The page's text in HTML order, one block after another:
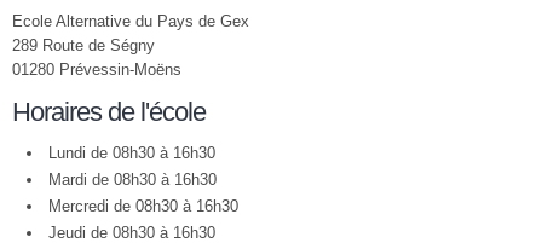
Ecole Alternative du Pays de Gex
289 Route de Ségny
01280 Prévessin-Moëns
Horaires de l'école
Lundi de 08h30 à 16h30
Mardi de 08h30 à 16h30
Mercredi de 08h30 à 16h30
Jeudi de 08h30 à 16h30